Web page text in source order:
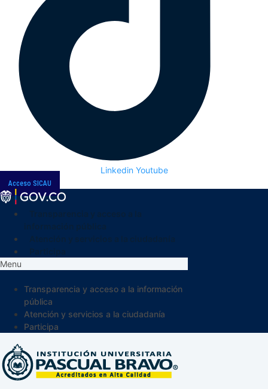
Linkedin Youtube
Acceso SICAU
Menu
Transparencia y acceso a la información
pública
Atención y servicios a la ciudadanía
Participa